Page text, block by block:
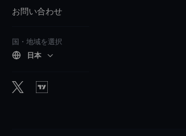
お問い合わせ
国・地域を選択
日本